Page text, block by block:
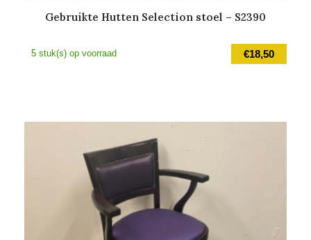
Gebruikte Hutten Selection stoel – S2390
€18,50
5 stuk(s) op voorraad